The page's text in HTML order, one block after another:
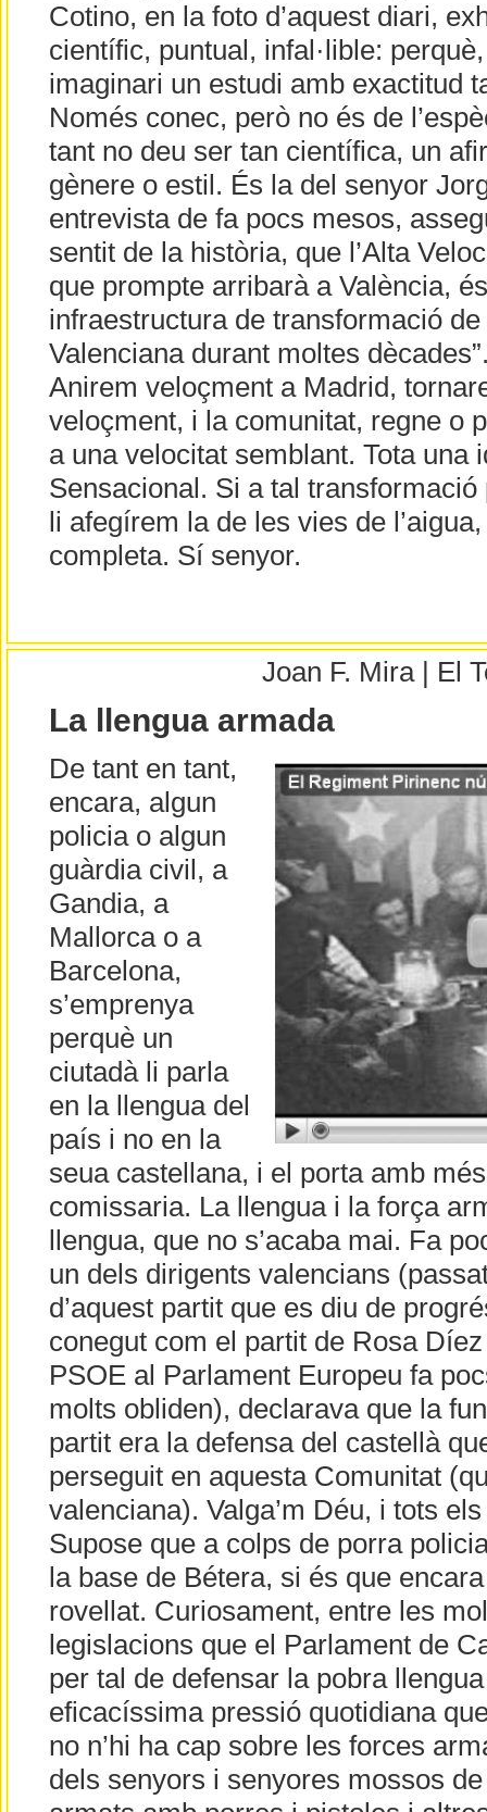
Cotino, en la foto d’aquest diari,
científic, puntual, infal·lible:
imaginari un estudi amb exactitud
Només conec, però no és de
tant no deu ser tan científica, un
gènere o estil. És la del senyor
entrevista de fa pocs mesos,
sentit de la història, que l’Alta
que prompte arribarà a València,
infraestructura de transformació
Valenciana durant moltes
Anirem veloçment a Madrid,
veloçment, i la comunitat, regne o
a una velocitat semblant. Tota una
Sensacional. Si a tal
li afegírem la de les vies de
completa. Sí senyor.
Joan F. Mira | El
La llengua armada
De tant en tant,
encara, algun
policia o algun
guàrdia civil, a
Gandia, a
Mallorca o a
Barcelona,
s’emprenya
perquè un
ciutadà li parla
en la llengua del
país i no en la
seua castellana, i el porta amb
comissaria. La llengua i la força
llengua, que no s’acaba mai. Fa
un dels dirigents valencians
d’aquest partit que es diu de
conegut com el partit de Rosa
PSOE al Parlament Europeu fa
molts obliden), declarava que la
partit era la defensa del castellà
perseguit en aquesta Comunitat
valenciana). Valga’m Déu, i tots
Supose que a colps de porra
la base de Bétera, si és que encara
rovellat. Curiosament, entre les
legislacions que el Parlament de
per tal de defensar la pobra
eficacíssima pressió quotidiana
no n’hi ha cap sobre les forces
dels senyors i senyores mossos